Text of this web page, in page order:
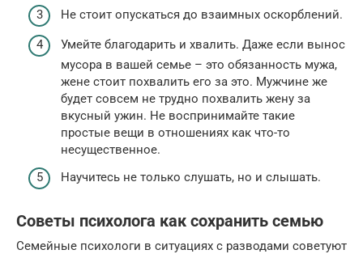
Не стоит опускаться до взаимных оскорблений.
Умейте благодарить и хвалить. Даже если вынос
мусора в вашей семье – это обязанность мужа,
жене стоит похвалить его за это. Мужчине же
будет совсем не трудно похвалить жену за
вкусный ужин. Не воспринимайте такие
простые вещи в отношениях как что-то
несущественное.
Научитесь не только слушать, но и слышать.
Советы психолога как сохранить семью
Семейные психологи в ситуациях с разводами советуют